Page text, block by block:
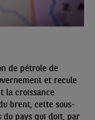
de pétrole de
et recule
la croissance
brent, cette sous-
du pays qui doit, par